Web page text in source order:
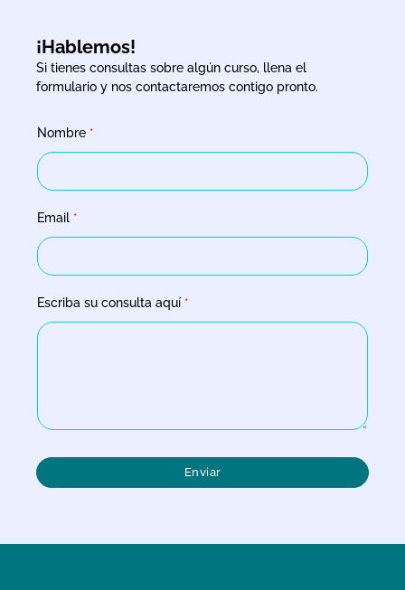
Nombre *
Email *
Escriba su consulta aquí *
Enviar
¡Hablemos!
Si tienes consultas sobre algún curso, llena el
formulario y nos contactaremos contigo pronto.